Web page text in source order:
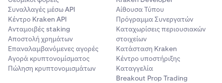
Συναλλαγές μέσω API
Κέντρο Kraken API
Ανταμοιβές staking
Αποστολή χρημάτων
Επαναλαμβανόμενες αγορές
Αγορά κρυπτονομίσματος
Πώληση κρυπτονομισμάτων
Αίθουσα Τύπου
Πρόγραμμα Συνεργατών
Καταχωρίσεις περιουσιακών
στοιχείων
Κατάσταση Kraken
Κέντρο υποστήριξης
Καταγγελία
Breakout Prop Trading